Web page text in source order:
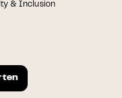
& Inclusion